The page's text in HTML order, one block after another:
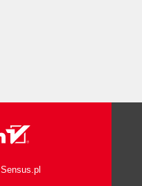
Sensus.pl